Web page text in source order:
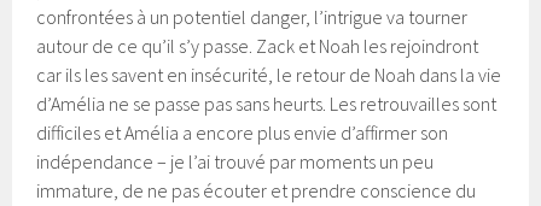
confrontées à un potentiel danger, l’intrigue va tourner
autour de ce qu’il s’y passe. Zack et Noah les rejoindront
car ils les savent en insécurité, le retour de Noah dans la vie
d’Amélia ne se passe pas sans heurts. Les retrouvailles sont
difficiles et Amélia a encore plus envie d’affirmer son
indépendance – je l’ai trouvé par moments un peu
immature, de ne pas écouter et prendre conscience du